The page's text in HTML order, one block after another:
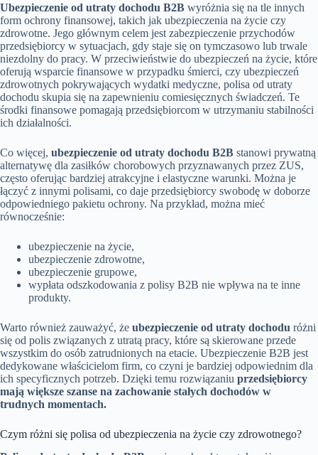
Ubezpieczenie od utraty dochodu B2B wyróżnia się na tle innych
form ochrony finansowej, takich jak ubezpieczenia na życie czy
zdrowotne. Jego głównym celem jest zabezpieczenie przychodów
przedsiębiorcy w sytuacjach, gdy staje się on tymczasowo lub trwale
niezdolny do pracy. W przeciwieństwie do ubezpieczeń na życie, które
oferują wsparcie finansowe w przypadku śmierci, czy ubezpieczeń
zdrowotnych pokrywających wydatki medyczne, polisa od utraty
dochodu skupia się na zapewnieniu comiesięcznych świadczeń. Te
środki finansowe pomagają przedsiębiorcom w utrzymaniu stabilności
ich działalności.
Co więcej, ubezpieczenie od utraty dochodu B2B stanowi prywatną
alternatywę dla zasiłków chorobowych przyznawanych przez ZUS,
często oferując bardziej atrakcyjne i elastyczne warunki. Można je
łączyć z innymi polisami, co daje przedsiębiorcy swobodę w doborze
odpowiedniego pakietu ochrony. Na przykład, można mieć
równocześnie:
ubezpieczenie na życie,
ubezpieczenie zdrowotne,
ubezpieczenie grupowe,
wypłata odszkodowania z polisy B2B nie wpływa na te inne
produkty.
Warto również zauważyć, że ubezpieczenie od utraty dochodu różni
się od polis związanych z utratą pracy, które są skierowane przede
wszystkim do osób zatrudnionych na etacie. Ubezpieczenie B2B jest
dedykowane właścicielom firm, co czyni je bardziej odpowiednim dla
ich specyficznych potrzeb. Dzięki temu rozwiązaniu przedsiębiorcy
mają większe szanse na zachowanie stałych dochodów w
trudnych momentach.
Czym różni się polisa od ubezpieczenia na życie czy zdrowotnego?